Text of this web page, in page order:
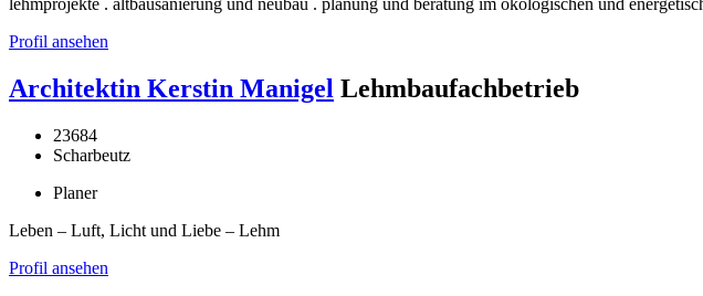
lehmprojekte . altbausanierung und neubau . planung und beratung im ökologischen und
Profil ansehen
Architektin Kerstin Manigel Lehmbaufachbetrieb
23684
Scharbeutz
Planer
Leben – Luft, Licht und Liebe – Lehm
Profil ansehen